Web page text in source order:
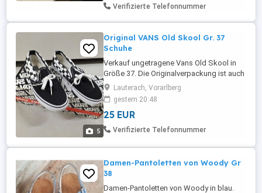
Verifizierte Telefonnummer
5
Original VANS Old Skool Gr. 37
Schuhe
Verkauf ungetragene Vans Old Skool in
Größe 37. Die Originalverpackung ist auch
dabei (siehe Bilder) Kein Versand nur
Abholung in Lauterach und Barzahlung.
Lauterach, Vorarlberg
gestern 20:48
25 EUR
Verifizierte Telefonnummer
Damen-Pantoletten von Woody Gr
38
Damen-Pantoletten von Woody in blau.